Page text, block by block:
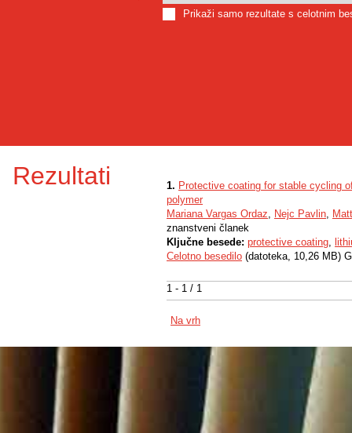
Prikaži samo rezultate s celotnim
Rezultati
1 - 1 / 1
1. Protective coating for stable cycling
polymer
Mariana Vargas Ordaz, Nejc Pavlin,
znanstveni članek
Ključne besede: protective coating,
Celotno besedilo (datoteka, 10,26 MB)
Na vrh